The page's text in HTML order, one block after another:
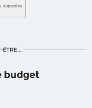
ÊTRE...
budget